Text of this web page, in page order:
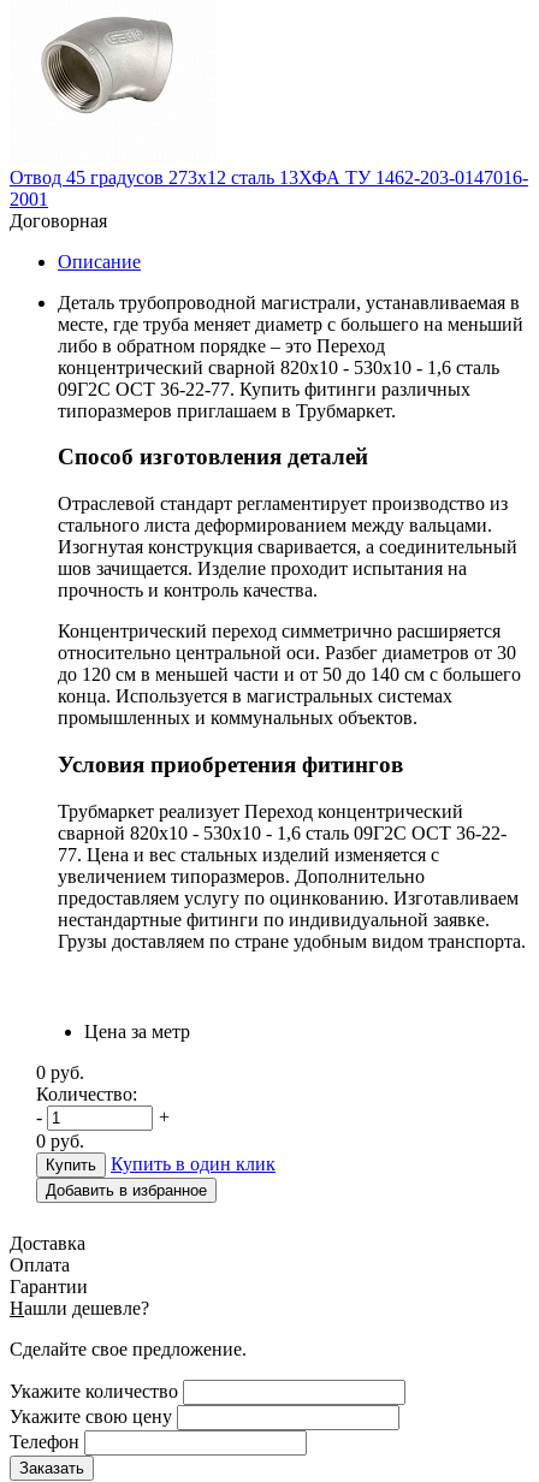
Отвод 45 градусов 273х12 сталь 13ХФА ТУ 1462-203-0147016-
2001
Договорная
Описание
Деталь трубопроводной магистрали, устанавливаемая в
месте, где труба меняет диаметр с большего на меньший
либо в обратном порядке – это Переход
концентрический сварной 820х10 - 530х10 - 1,6 сталь
09Г2С ОСТ 36-22-77. Купить фитинги различных
типоразмеров приглашаем в Трубмаркет.
Способ изготовления деталей
Отраслевой стандарт регламентирует производство из
стального листа деформированием между вальцами.
Изогнутая конструкция сваривается, а соединительный
шов зачищается. Изделие проходит испытания на
прочность и контроль качества.
Концентрический переход симметрично расширяется
относительно центральной оси. Разбег диаметров от 30
до 120 см в меньшей части и от 50 до 140 см с большего
конца. Используется в магистральных системах
промышленных и коммунальных объектов.
Условия приобретения фитингов
Трубмаркет реализует Переход концентрический
сварной 820х10 - 530х10 - 1,6 сталь 09Г2С ОСТ 36-22-
77. Цена и вес стальных изделий изменяется с
увеличением типоразмеров. Дополнительно
предоставляем услугу по оцинкованию. Изготавливаем
нестандартные фитинги по индивидуальной заявке.
Грузы доставляем по стране удобным видом транспорта.
Цена за метр
0 руб.
Количество:
-
+
0 руб.
Купить в один клик
Добавить в избранное
Доставка
Оплата
Гарантии
Нашли дешевле?
Сделайте свое предложение.
Укажите количество
Укажите свою цену
Телефон